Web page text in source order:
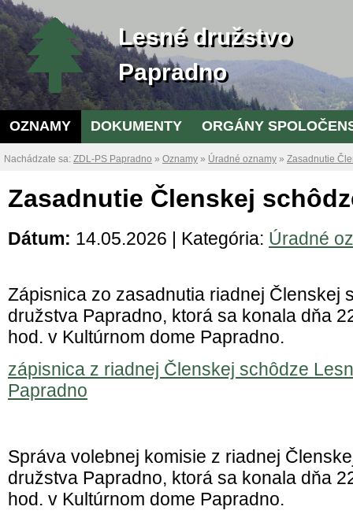
Lesné družstvo
Papradno
OZNAMY DOKUMENTY ORGÁNY
Nachádzate sa: ZDL-PS Papradno » Oznamy » Úradné oznamy » Zasadnutie
Zasadnutie Členskej
Dátum: 14.05.2026 | Kategória: Úradné
Zápisnica zo zasadnutia riadnej Členskej
družstva Papradno, ktorá sa konala dňa
hod. v Kultúrnom dome Papradno.
zápisnica z riadnej Členskej schôdze
Papradno
Správa volebnej komisie z riadnej
družstva Papradno, ktorá sa konala dňa
hod. v Kultúrnom dome Papradno.